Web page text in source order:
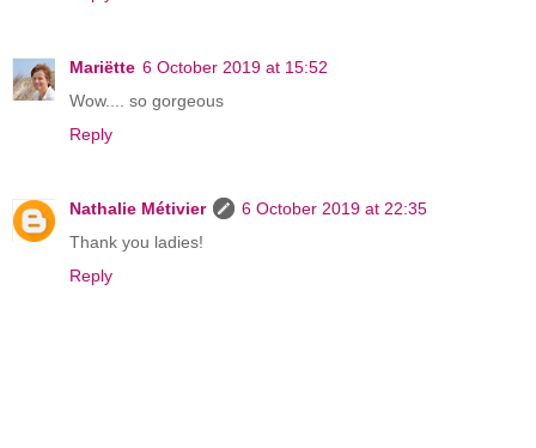
Mariëtte 6 October 2019 at 15:52
Wow.... so gorgeous
Reply
Nathalie Métivier
6 October 2019 at 22:35
Thank you ladies!
Reply